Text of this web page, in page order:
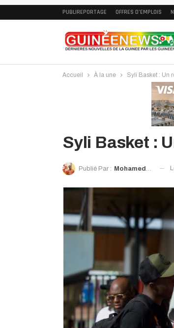
PUBLIREPORTAGE OFFRES D’EMPLOIS
Accueil À la une Syli Basket : Un
Syli Basket :
Publié Par : Mohamed Moro Sacko